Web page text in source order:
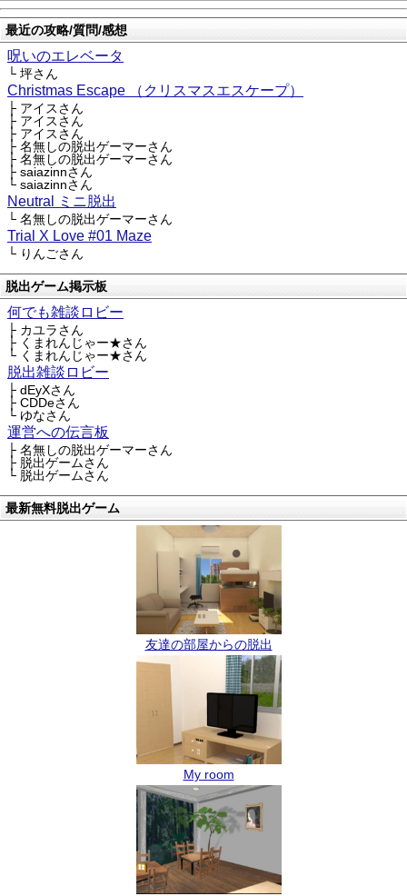
最近の攻略/質問/感想
呪いのエレベータ
└ 坪さん
Christmas Escape （クリスマスエスケープ）
├ アイスさん
├ アイスさん
├ アイスさん
├ 名無しの脱出ゲーマーさん
├ 名無しの脱出ゲーマーさん
├ saiazinnさん
└ saiazinnさん
Neutral ミニ脱出
└ 名無しの脱出ゲーマーさん
Trial X Love #01 Maze
└ りんごさん
脱出ゲーム掲示板
何でも雑談ロビー
├ カユラさん
├ くまれんじゃー★さん
└ くまれんじゃー★さん
脱出雑談ロビー
├ dEyXさん
├ CDDeさん
└ ゆなさん
運営への伝言板
├ 名無しの脱出ゲーマーさん
├ 脱出ゲームさん
└ 脱出ゲームさん
最新無料脱出ゲーム
友達の部屋からの脱出
My room